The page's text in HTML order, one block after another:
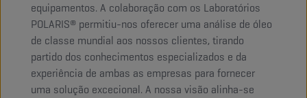
equipamentos. A colaboração com os Laboratórios
POLARIS® permitiu-nos oferecer uma análise de óleo
de classe mundial aos nossos clientes, tirando
partido dos conhecimentos especializados e da
experiência de ambas as empresas para fornecer
uma solução excecional. A nossa visão alinha-se